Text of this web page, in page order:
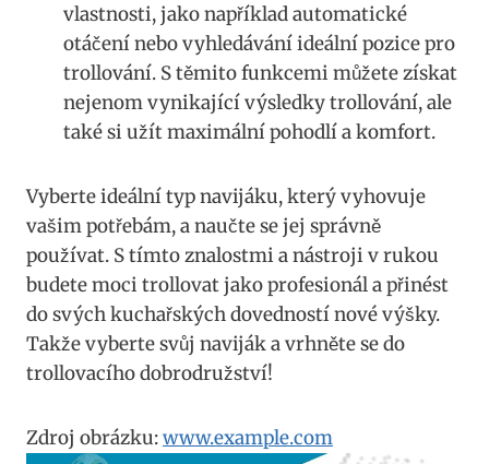
vlastnosti, jako například automatické
otáčení nebo vyhledávání ideální pozice pro
trollování. S těmito funkcemi můžete získat
⁢nejenom vynikající výsledky trollování, ale
také si užít maximální⁤ pohodlí a komfort.
Vyberte ideální typ‌ navijáku, který vyhovuje
vašim potřebám, a naučte se jej správně
⁣používat. S tímto znalostmi a nástroji v rukou
budete moci trollovat jako profesionál a přinést
do svých kuchařských ‌dovedností nové výšky.
Takže vyberte svůj naviják ‌a‌ vrhněte se do
trollovacího dobrodružství!
Zdroj obrázku:www.example.com